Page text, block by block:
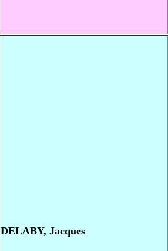
DELABY, Jacques